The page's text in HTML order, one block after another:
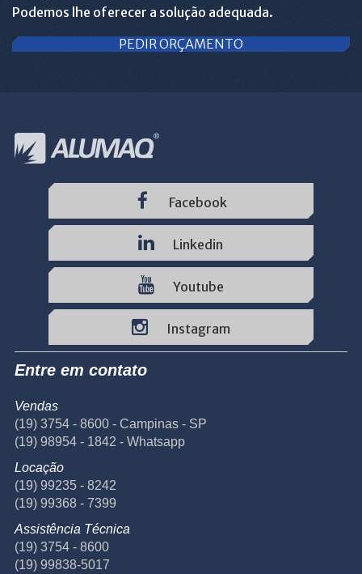
Podemos lhe oferecer a solução adequada.
PEDIR ORÇAMENTO
Facebook
Linkedin
Youtube
Instagram
Entre em contato
Vendas
(19) 3754 - 8600 - Campinas - SP
(19) 98954 - 1842 - Whatsapp
Locação
(19) 99235 - 8242
(19) 99368 - 7399
Assistência Técnica
(19) 3754 - 8600
(19) 99838-5017